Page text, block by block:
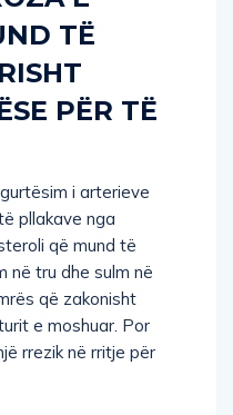
TË
PËR TË
i arterieve
pllakave nga
që mund të
në tru dhe sulm në
që zakonisht
e moshuar. Por
rrezik në rritje për